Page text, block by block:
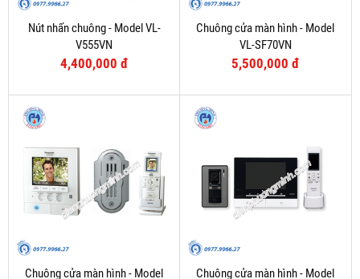
Nút nhấn chuông - Model VL-
V555VN
4,400,000 đ
Chuông cửa màn hình - Model
VL-SF70VN
5,500,000 đ
Chuông cửa màn hình - Model
Chuông cửa màn hình - Model